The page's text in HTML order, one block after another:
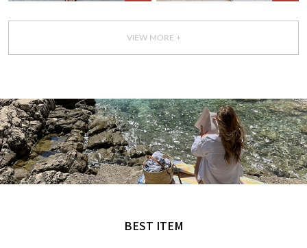
VIEW MORE +
MADE by NANING9
BEST ITEM